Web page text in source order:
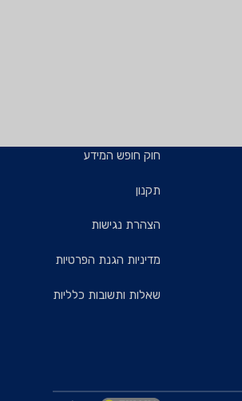
חוק חופש המידע
תקנון
הצהרת נגישות
מדיניות הגנת הפרטיות
שאלות ותשובות כלליות